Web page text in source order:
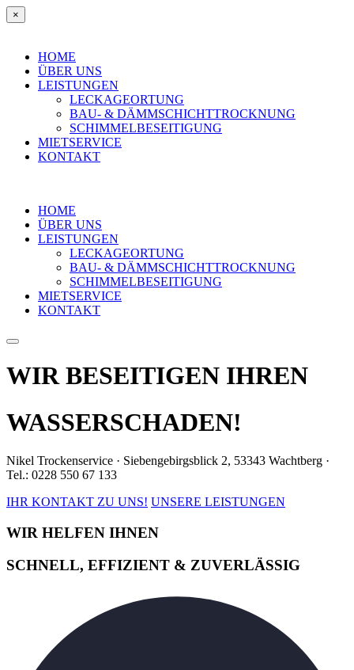
×
HOME
ÜBER UNS
LEISTUNGEN
LECKAGEORTUNG
BAU- & DÄMMSCHICHTTROCKNUNG
SCHIMMELBESEITIGUNG
MIETSERVICE
KONTAKT
HOME
ÜBER UNS
LEISTUNGEN
LECKAGEORTUNG
BAU- & DÄMMSCHICHTTROCKNUNG
SCHIMMELBESEITIGUNG
MIETSERVICE
KONTAKT
WIR BESEITIGEN IHREN
WASSERSCHADEN!
Nikel Trockenservice · Siebengebirgsblick 2, 53343 Wachtberg ·
Tel.: 0228 550 67 133
IHR KONTAKT ZU UNS! UNSERE LEISTUNGEN
WIR HELFEN IHNEN
SCHNELL, EFFIZIENT & ZUVERLÄSSIG